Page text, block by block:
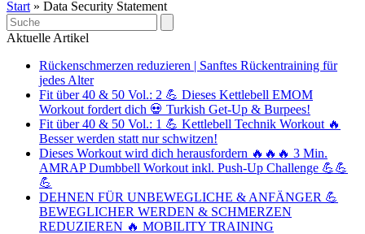
Start » Data Security Statement
Search
Aktuelle Artikel
Rückenschmerzen reduzieren | Sanftes Rückentraining für
jedes Alter
Fit über 40 & 50 Vol.: 2 💪 Dieses Kettlebell EMOM
Workout fordert dich 💀 Turkish Get-Up & Burpees!
Fit über 40 & 50 Vol.: 1 💪 Kettlebell Technik Workout 🔥
Besser werden statt nur schwitzen!
Dieses Workout wird dich herausfordern 🔥🔥🔥 3 Min.
AMRAP Dumbbell Workout inkl. Push-Up Challenge 💪💪
💪
DEHNEN FÜR UNBEWEGLICHE & ANFÄNGER 💪
BEWEGLICHER WERDEN & SCHMERZEN
REDUZIEREN 🔥 MOBILITY TRAINING